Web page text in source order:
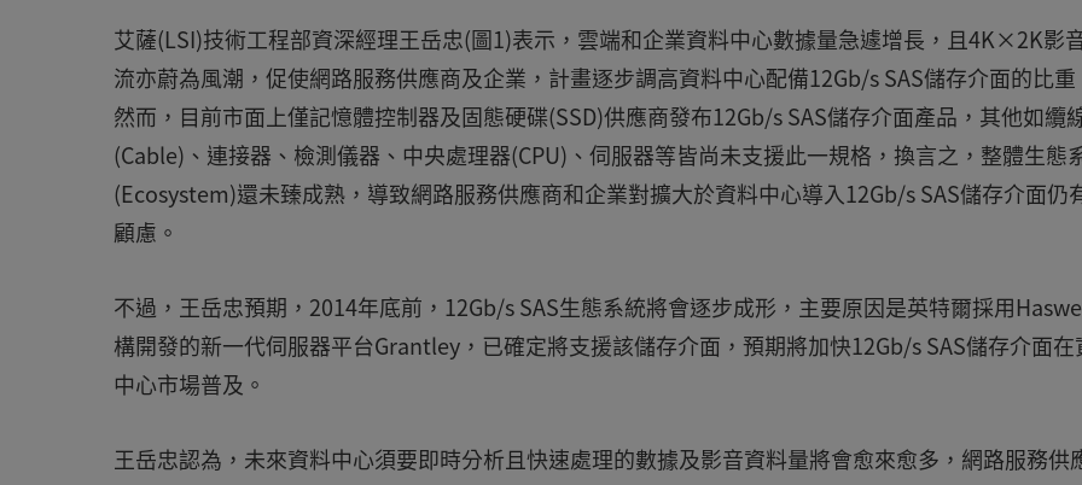
艾薩(LSI)技術工程部資深經理王岳忠(圖1)表示，雲端和企業資料中心數據量急遽增長，且4K×2K影
流亦蔚為風潮，促使網路服務供應商及企業，計畫逐步調高資料中心配備12Gb/s SAS儲存介面的比重
然而，目前市面上僅記憶體控制器及固態硬碟(SSD)供應商發布12Gb/s SAS儲存介面產品，其他如纜
(Cable)、連接器、檢測儀器、中央處理器(CPU)、伺服器等皆尚未支援此一規格，換言之，整體生態
(Ecosystem)還未臻成熟，導致網路服務供應商和企業對擴大於資料中心導入12Gb/s SAS儲存介面仍
顧慮。
不過，王岳忠預期，2014年底前，12Gb/s SAS生態系統將會逐步成形，主要原因是英特爾採用
構開發的新一代伺服器平台Grantley，已確定將支援該儲存介面，預期將加快12Gb/s SAS儲存介面在
中心市場普及。
王岳忠認為，未來資料中心須要即時分析且快速處理的數據及影音資料量將會愈來愈多，網路服務供